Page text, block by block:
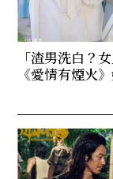
「渣男洗白？
《愛情有煙火